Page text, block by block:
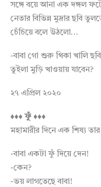
সঙ্গে বয়ে আনা এক দঙ্গল
নেতার বিভিন্ন মুদ্রার ছবি
চেঁচিয়ে বলে উঠলো…
-বাবা গো শুরু থিকা খালি
তুইলা মুড়ি খাওয়ায় যাবেন?
২৭ এপ্রিল ২০২০
♦♦♦ ফুঁ ♦♦♦
মহামারীর দিনে এক শিষ্য
-বাবা একটা ফুঁ দিয়ে দেন!
-কেন?
-ভয় লাগতেছে বাবা!